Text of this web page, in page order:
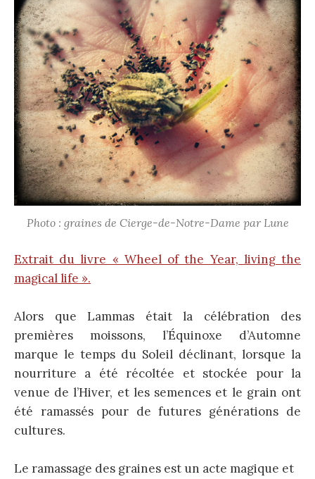
Photo : graines de Cierge-de-Notre-Dame par Lune
Extrait du livre « Wheel of the Year, living the
magical life ».
Alors que Lammas était la célébration des
premières moissons, l’Équinoxe d’Automne
marque le temps du Soleil déclinant, lorsque la
nourriture a été récoltée et stockée pour la
venue de l’Hiver, et les semences et le grain ont
été ramassés pour de futures générations de
cultures.
Le ramassage des graines est un acte magique et